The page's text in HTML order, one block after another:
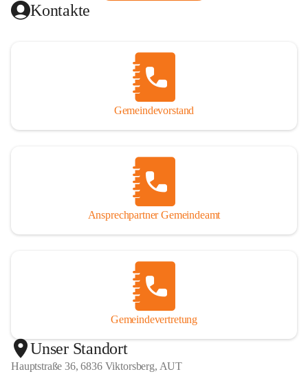
Kontakte
Gemeindevorstand
Ansprechpartner Gemeindeamt
Gemeindevertretung
Unser Standort
Hauptstraße 36, 6836 Viktorsberg, AUT